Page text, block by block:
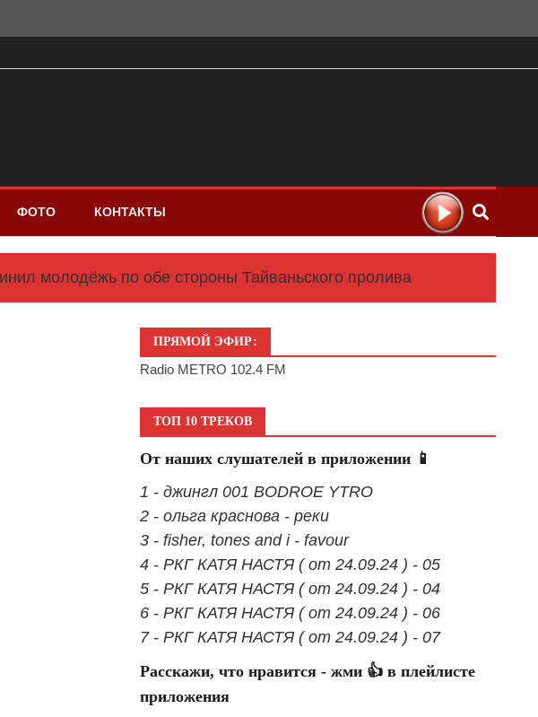
ФОТО КОНТАКТЫ
молодёжь по обе стороны Тайваньского пролива
ПРЯМОЙ ЭФИР:
Radio METRO 102.4 FM
ТОП 10 ТРЕКОВ
От наших слушателей в приложении 📱
1 - джингл 001 BODROE YTRO
2 - ольга краснова - реки
3 - fisher, tones and i - favour
4 - РКГ КАТЯ НАСТЯ ( от 24.09.24 ) - 05
5 - РКГ КАТЯ НАСТЯ ( от 24.09.24 ) - 04
6 - РКГ КАТЯ НАСТЯ ( от 24.09.24 ) - 06
7 - РКГ КАТЯ НАСТЯ ( от 24.09.24 ) - 07
Расскажи, что нравится - жми 👍 в плейлисте
приложения